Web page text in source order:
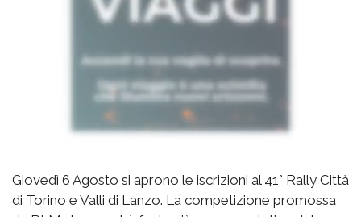
Giovedì 6 Agosto si aprono le iscrizioni al 41° Rally Città
di Torino e Valli di Lanzo. La competizione promossa